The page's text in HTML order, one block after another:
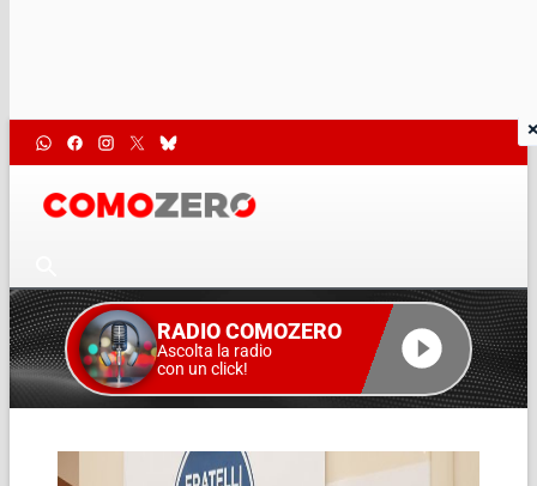
RADIO COMOZERO
Ascolta la radio
con un click!